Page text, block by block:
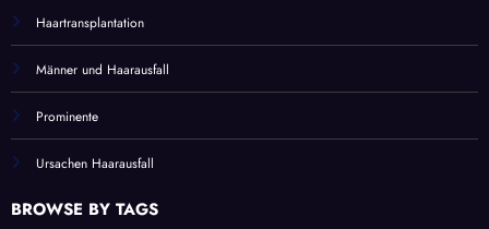
Haartransplantation
Männer und Haarausfall
Prominente
Ursachen Haarausfall
BROWSE BY TAGS